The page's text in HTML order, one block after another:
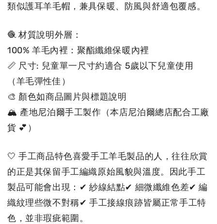
類似護耳羊毛帽，兼具保暖、防風與舒適包覆感。
🧶 材質說明外層：
100% 羊毛內裡：聚酯纖維保暖內裡
📏 尺寸: 兒童單一尺寸約適合 5歲以下兒童使用
（羊毛彈性佳）
🎨 顏色如商品圖片與標題說明
🏔 產地尼泊爾手工製作（本店尼泊爾總店配合工廠
貨 💕）
🤍 手工商品特色喜愛手工羊毛製品的人，往往欣賞
的正是其保留手工編織原始風貌與溫度。因此手工
製品可能會出現：✔ 紗線結點✔ 細微纖維色差✔ 編
織紋理些微不對稱✔ 手工接線痕跡皆屬正常手工特
色，並非瑕疵範圍。